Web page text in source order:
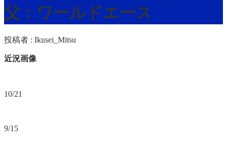
父：ワールドエース
投稿者 : Ikusei_Mitsu
近況画像
10/21
9/15